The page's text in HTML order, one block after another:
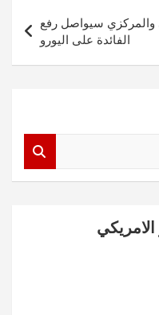
والمركزي سيواصل رفع
الفائدة على اليورو
الامريكي